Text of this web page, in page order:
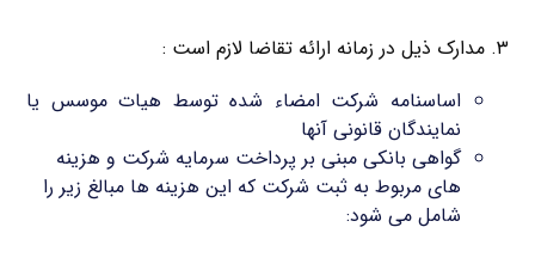
۳. مدارک ذیل در زمانه ارائه تقاضا لازم است :
اساسنامه شرکت امضاء شده توسط هیات موسس یا
نمایندگان قانونی آنها
گواهی بانکی مبنی بر پرداخت سرمایه شرکت و هزینه
های مربوط به ثبت شرکت که این هزینه ها مبالغ زیر را
شامل می شود: